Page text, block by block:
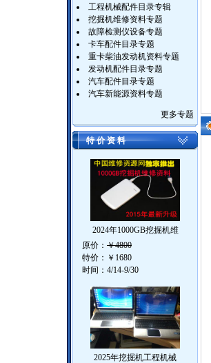
工程机械配件目录专辑
挖掘机维修资料专题
故障检测仪设备专题
卡车配件目录专题
重卡柴油发动机资料专题
发动机配件目录专题
汽车配件目录专题
汽车新能源资料专题
更多专题
特 价 资 料
2024年1000GB挖掘机维
原价： ￥4800
特价： ￥1680
时间：4/14-9/30
2025年挖掘机工程机械